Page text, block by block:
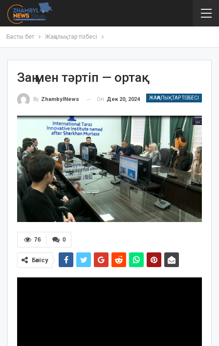
Басты бет Жаңалықтар тізбесі
Заң мен тәртіп — ортақ
ЖАҢАЛЫҚТАР ТІЗБЕСІ
By ZhambylNews On Дек 20, 2024
0
76
Бөлісу